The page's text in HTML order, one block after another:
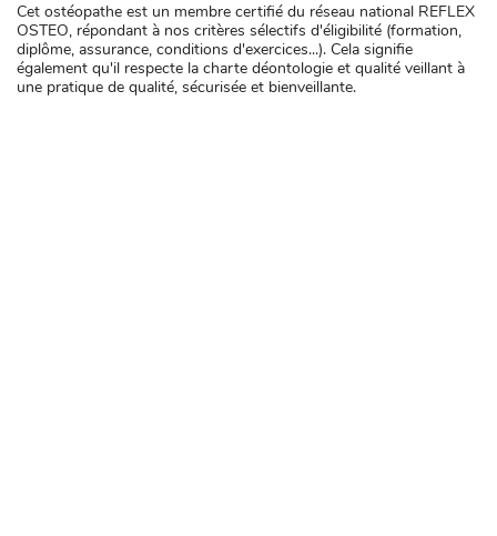
Cet ostéopathe est un membre certifié du réseau national REFLEX
OSTEO, répondant à nos critères sélectifs d'éligibilité (formation,
diplôme, assurance, conditions d'exercices...). Cela signifie
également qu'il respecte la charte déontologie et qualité veillant à
une pratique de qualité, sécurisée et bienveillante.